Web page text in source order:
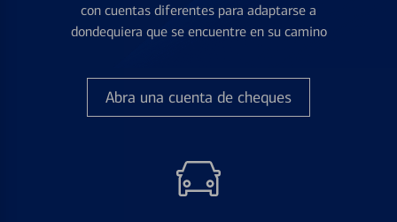
con cuentas diferentes para adaptarse a
dondequiera que se encuentre en su camino
Abra una cuenta de cheques